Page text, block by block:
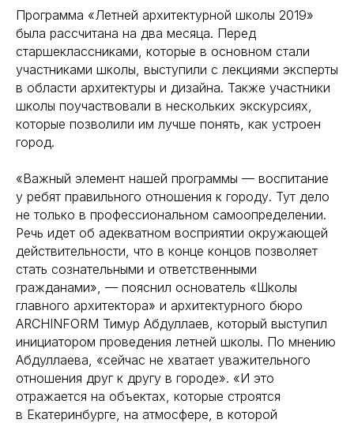
Программа «Летней архитектурной школы 2019»
была рассчитана на два месяца. Перед
старшеклассниками, которые в основном стали
участниками школы, выступили с лекциями эксперты
в области архитектуры и дизайна. Также участники
школы поучаствовали в нескольких экскурсиях,
которые позволили им лучше понять, как устроен
город.
«Важный элемент нашей программы — воспитание
у ребят правильного отношения к городу. Тут дело
не только в профессиональном самоопределении.
Речь идет об адекватном восприятии окружающей
действительности, что в конце концов позволяет
стать сознательными и ответственными
гражданами», — пояснил основатель «Школы
главного архитектора» и архитектурного бюро
ARCHINFORM Тимур Абдуллаев, который выступил
инициатором проведения летней школы. По мнению
Абдуллаева, «сейчас не хватает уважительного
отношения друг к другу в городе». «И это
отражается на объектах, которые строятся
в Екатеринбурге, на атмосфере, в которой